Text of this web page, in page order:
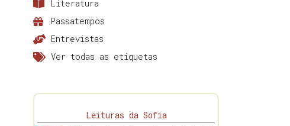
Literatura
Passatempos
Entrevistas
Ver todas as etiquetas
Leituras da Sofia